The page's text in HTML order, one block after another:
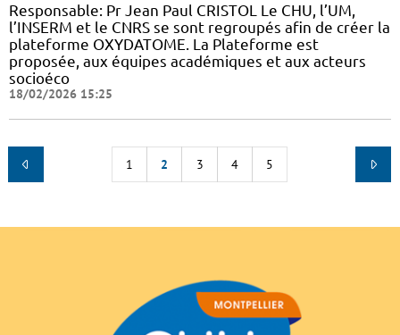
Responsable: Pr Jean Paul CRISTOL Le CHU, l’UM,
l’INSERM et le CNRS se sont regroupés afin de créer la
plateforme OXYDATOME. La Plateforme est
proposée, aux équipes académiques et aux acteurs
socioéco
18/02/2026 15:25
1 2 3 4 5